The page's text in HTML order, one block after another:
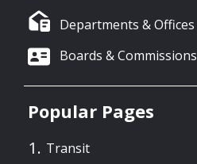
Departments & Offices
Boards & Commissions
Popular Pages
Transit